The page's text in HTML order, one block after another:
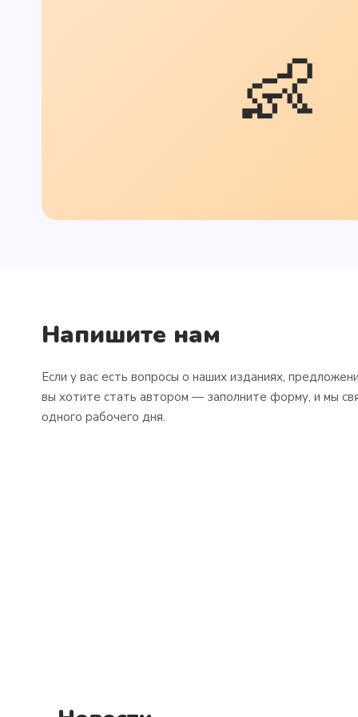
👶
Напишите нам
Если у вас есть вопросы о наших изданиях,
вы хотите стать автором — заполните форму, и мы
одного рабочего дня.